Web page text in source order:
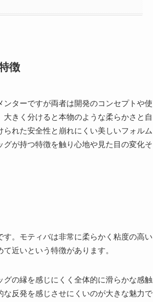
徴
ターですが両者は開発のコンセプトや使
きく分けると本物のような柔らかさと自
れた安全性と崩れにくい美しいフォルム
が持つ特徴を触り心地や見た目の変化そ
。モティバは非常に柔らかく粘度の高い
近いという特徴があります。
の縁を感じにくく全体的に滑らかな感触
反発を感じさせにくいのが大きな魅力で